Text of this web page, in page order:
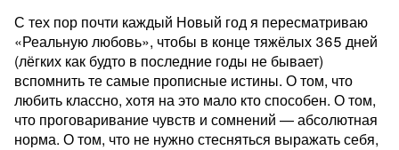
С тех пор почти каждый Новый год я пересматриваю
«Реальную любовь», чтобы в конце тяжёлых 365 дней
(лёгких как будто в последние годы не бывает)
вспомнить те самые прописные истины. О том, что
любить классно, хотя на это мало кто способен. О том,
что проговаривание чувств и сомнений — абсолютная
норма. О том, что не нужно стесняться выражать себя,